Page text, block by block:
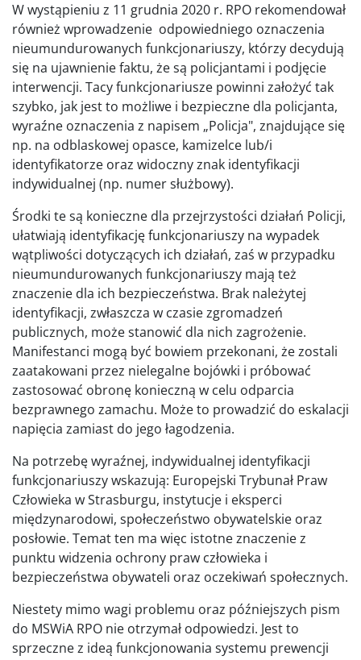
W wystąpieniu z 11 grudnia 2020 r. RPO rekomendował
również wprowadzenie odpowiedniego oznaczenia
nieumundurowanych funkcjonariuszy, którzy decydują
się na ujawnienie faktu, że są policjantami i podjęcie
interwencji. Tacy funkcjonariusze powinni założyć tak
szybko, jak jest to możliwe i bezpieczne dla policjanta,
wyraźne oznaczenia z napisem „Policja", znajdujące się
np. na odblaskowej opasce, kamizelce lub/i
identyfikatorze oraz widoczny znak identyfikacji
indywidualnej (np. numer służbowy).
Środki te są konieczne dla przejrzystości działań Policji,
ułatwiają identyfikację funkcjonariuszy na wypadek
wątpliwości dotyczących ich działań, zaś w przypadku
nieumundurowanych funkcjonariuszy mają też
znaczenie dla ich bezpieczeństwa. Brak należytej
identyfikacji, zwłaszcza w czasie zgromadzeń
publicznych, może stanowić dla nich zagrożenie.
Manifestanci mogą być bowiem przekonani, że zostali
zaatakowani przez nielegalne bojówki i próbować
zastosować obronę konieczną w celu odparcia
bezprawnego zamachu. Może to prowadzić do eskalacji
napięcia zamiast do jego łagodzenia.
Na potrzebę wyraźnej, indywidualnej identyfikacji
funkcjonariuszy wskazują: Europejski Trybunał Praw
Człowieka w Strasburgu, instytucje i eksperci
międzynarodowi, społeczeństwo obywatelskie oraz
posłowie. Temat ten ma więc istotne znaczenie z
punktu widzenia ochrony praw człowieka i
bezpieczeństwa obywateli oraz oczekiwań społecznych.
Niestety mimo wagi problemu oraz późniejszych pism
do MSWiA RPO nie otrzymał odpowiedzi. Jest to
sprzeczne z ideą funkcjonowania systemu prewencji